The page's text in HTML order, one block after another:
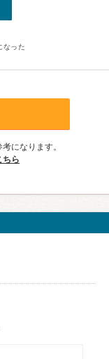
なった
になります。
ちら